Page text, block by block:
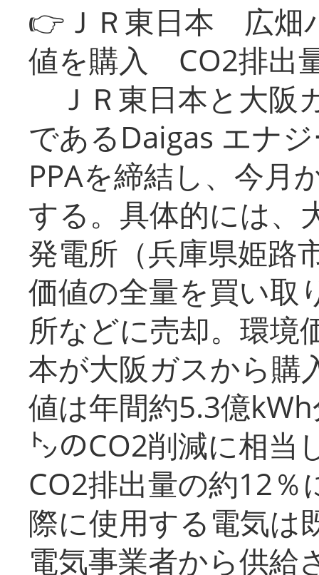
👉ＪＲ東日本 広畑
値を購入 CO2排出
ＪＲ東日本と大阪
であるDaigas エナ
PPAを締結し、今月
する。具体的には、
発電所（兵庫県姫路
価値の全量を買い取
所などに売却。環境
本が大阪ガスから購
値は年間約5.3億
㌧のCO2削減に相当
CO2排出量の約12％
際に使用する電気は
電気事業者から供給